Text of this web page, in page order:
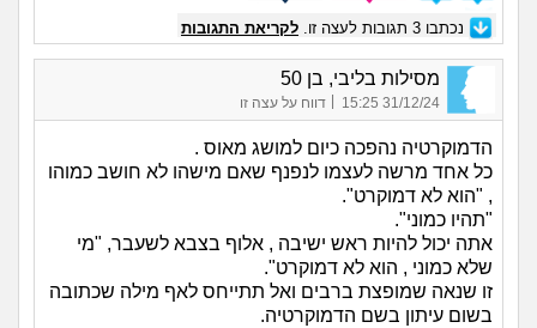
נכתבו 3 תגובות לעצה זו. לקריאת התגובות
מסילות בליבי, בן 50
31/12/24 15:25 דווח על עצה זו
הדמוקרטיה נהפכה כיום למושג מאוס .
כל אחד מרשה לעצמו לנפנף שאם מישהו לא חושב כמוהו
, "הוא לא דמוקרט".
"תהיו כמוני".
אתה יכול להיות ראש ישיבה , אלוף בצבא לשעבר, "מי
שלא כמוני , הוא לא דמוקרט".
זו שנאה שמופצת ברבים ואל תתייחס לאף מילה שכתובה
בשום עיתון בשם הדמוקרטיה.